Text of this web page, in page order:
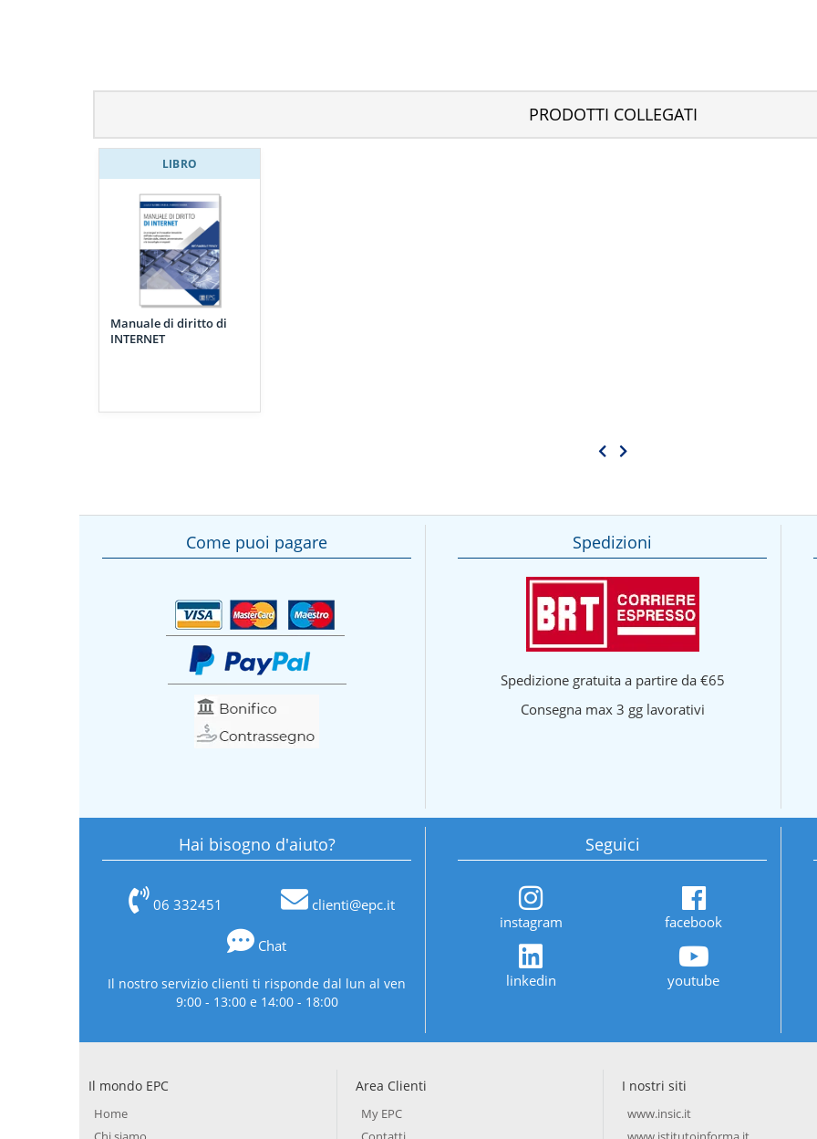
PRODOTTI COLLEGATI
LIBRO
Manuale di diritto di
INTERNET
Come puoi pagare Spedizioni
Spedizione gratuita a partire da €65
Consegna max 3 gg lavorativi
Hai bisogno d'aiuto?
06 332451 clienti@epc.it
Chat
Il nostro servizio clienti ti risponde dal lun al ven
9:00 - 13:00 e 14:00 - 18:00
Seguici
instagram facebook
linkedin youtube
Il mondo EPC
Home
Area Clienti
My EPC
I nostri siti
www.insic.it